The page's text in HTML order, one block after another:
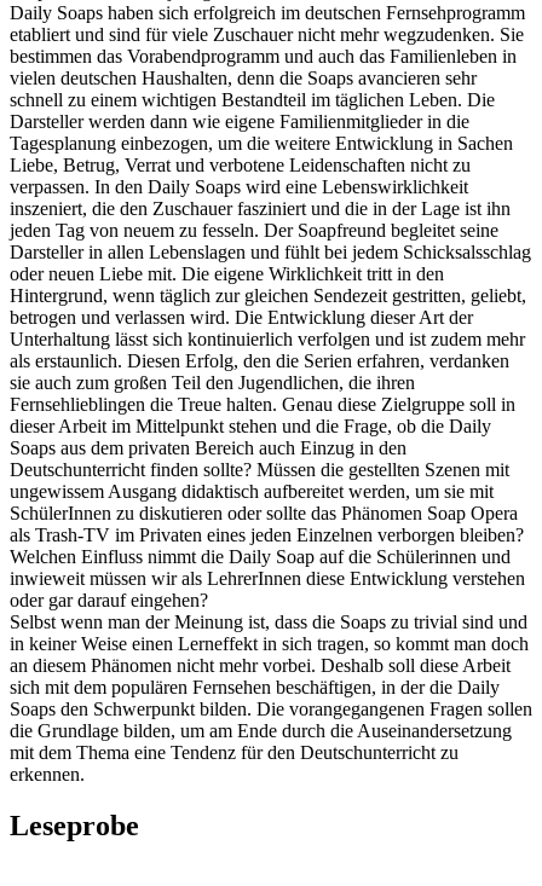
Daily Soaps haben sich erfolgreich im deutschen Fernsehprogramm
etabliert und sind für viele Zuschauer nicht mehr wegzudenken. Sie
bestimmen das Vorabendprogramm und auch das Familienleben in
vielen deutschen Haushalten, denn die Soaps avancieren sehr
schnell zu einem wichtigen Bestandteil im täglichen Leben. Die
Darsteller werden dann wie eigene Familienmitglieder in die
Tagesplanung einbezogen, um die weitere Entwicklung in Sachen
Liebe, Betrug, Verrat und verbotene Leidenschaften nicht zu
verpassen. In den Daily Soaps wird eine Lebenswirklichkeit
inszeniert, die den Zuschauer fasziniert und die in der Lage ist ihn
jeden Tag von neuem zu fesseln. Der Soapfreund begleitet seine
Darsteller in allen Lebenslagen und fühlt bei jedem Schicksalsschlag
oder neuen Liebe mit. Die eigene Wirklichkeit tritt in den
Hintergrund, wenn täglich zur gleichen Sendezeit gestritten, geliebt,
betrogen und verlassen wird. Die Entwicklung dieser Art der
Unterhaltung lässt sich kontinuierlich verfolgen und ist zudem mehr
als erstaunlich. Diesen Erfolg, den die Serien erfahren, verdanken
sie auch zum großen Teil den Jugendlichen, die ihren
Fernsehlieblingen die Treue halten. Genau diese Zielgruppe soll in
dieser Arbeit im Mittelpunkt stehen und die Frage, ob die Daily
Soaps aus dem privaten Bereich auch Einzug in den
Deutschunterricht finden sollte? Müssen die gestellten Szenen mit
ungewissem Ausgang didaktisch aufbereitet werden, um sie mit
SchülerInnen zu diskutieren oder sollte das Phänomen Soap Opera
als Trash-TV im Privaten eines jeden Einzelnen verborgen bleiben?
Welchen Einfluss nimmt die Daily Soap auf die Schülerinnen und
inwieweit müssen wir als LehrerInnen diese Entwicklung verstehen
oder gar darauf eingehen?
Selbst wenn man der Meinung ist, dass die Soaps zu trivial sind und
in keiner Weise einen Lerneffekt in sich tragen, so kommt man doch
an diesem Phänomen nicht mehr vorbei. Deshalb soll diese Arbeit
sich mit dem populären Fernsehen beschäftigen, in der die Daily
Soaps den Schwerpunkt bilden. Die vorangegangenen Fragen sollen
die Grundlage bilden, um am Ende durch die Auseinandersetzung
mit dem Thema eine Tendenz für den Deutschunterricht zu
erkennen.
Leseprobe